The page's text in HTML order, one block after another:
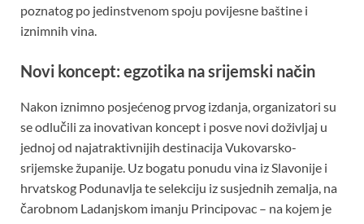
poznatog po jedinstvenom spoju povijesne baštine i
iznimnih vina.
Novi koncept: egzotika na srijemski način
Nakon iznimno posjećenog prvog izdanja, organizatori su
se odlučili za inovativan koncept i posve novi doživljaj u
jednoj od najatraktivnijih destinacija Vukovarsko-
srijemske županije. Uz bogatu ponudu vina iz Slavonije i
hrvatskog Podunavlja te selekciju iz susjednih zemalja, na
čarobnom Ladanjskom imanju Principovac – na kojem je